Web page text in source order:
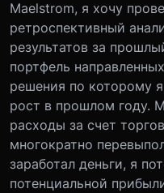
Maelstrom, я хочу
ретроспективный
результатов за
портфель
решения по которому
рост в прошлом году.
расходы за счет
многократно
заработал деньги, я
потенциальной